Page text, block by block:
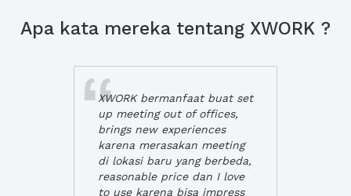
Apa kata mereka tentang XWORK ?
XWORK bermanfaat buat set
up meeting out of offices,
brings new experiences
karena merasakan meeting
di lokasi baru yang berbeda,
reasonable price dan I love
to use karena bisa impress